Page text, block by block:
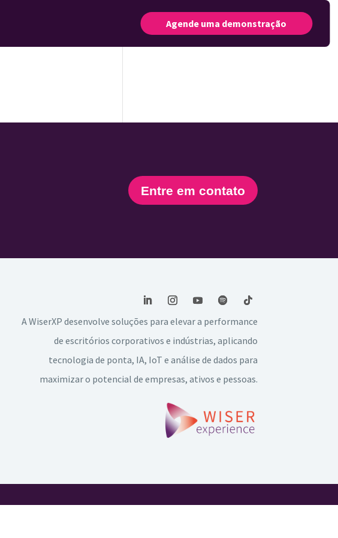
Agende uma demonstração
Entre em contato
A WiserXP desenvolve soluções para elevar a performance
de escritórios corporativos e indústrias, aplicando
tecnologia de ponta, IA, IoT e análise de dados para
maximizar o potencial de empresas, ativos e pessoas.